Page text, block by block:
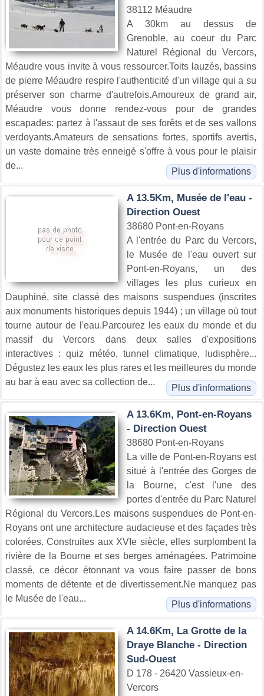
38112 Méaudre
A 30km au dessus de
Grenoble, au coeur du Parc
Naturel Régional du Vercors,
Méaudre vous invite à vous ressourcer.Toits lauzés, bassins
de pierre Méaudre respire l'authenticité d'un village qui a su
préserver son charme d'autrefois.Amoureux de grand air,
Méaudre vous donne rendez-vous pour de grandes
escapades: partez à l'assaut de ses forêts et de ses vallons
verdoyants.Amateurs de sensations fortes, sportifs avertis,
un vaste domaine très enneigé s'offre à vous pour le plaisir
de...
Plus d'informations
A 13.5Km, Musée de l'eau -
Direction Ouest
38680 Pont-en-Royans
A l'entrée du Parc du Vercors,
le Musée de l'eau ouvert sur
Pont-en-Royans, un des
villages les plus curieux en
Dauphiné, site classé des maisons suspendues (inscrites
aux monuments historiques depuis 1944) ; un village où tout
tourne autour de l'eau.Parcourez les eaux du monde et du
massif du Vercors dans deux salles d'expositions
interactives : quiz météo, tunnel climatique, ludisphère...
Dégustez les eaux les plus rares et les meilleures du monde
au bar à eau avec sa collection de...
Plus d'informations
A 13.6Km, Pont-en-Royans
- Direction Ouest
38680 Pont-en-Royans
La ville de Pont-en-Royans est
situé à l'entrée des Gorges de
la Bourne, c'est l'une des
portes d'entrée du Parc Naturel
Régional du Vercors.Les maisons suspendues de Pont-en-
Royans ont une architecture audacieuse et des façades très
colorées. Construites aux XVIe siècle, elles surplombent la
rivière de la Bourne et ses berges aménagées. Patrimoine
classé, ce décor étonnant va vous faire passer de bons
moments de détente et de divertissement.Ne manquez pas
le Musée de l'eau...
Plus d'informations
A 14.6Km, La Grotte de la
Draye Blanche - Direction
Sud-Ouest
D 178 - 26420 Vassieux-en-
Vercors